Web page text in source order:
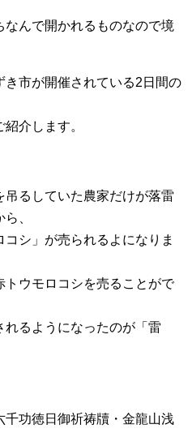
なんで開かれるものなので境
市が開催されている2日間の
介します。
るしていた農家だけが落雷
、
シ」が売られるよになりま
トウモロコシを売ることがで
れるようになったのが「雷
功徳日御祈祷牘・金龍山浅